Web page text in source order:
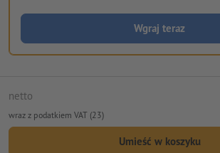
Wgraj teraz
netto
wraz z podatkiem VAT (23)
Umieść w koszyku